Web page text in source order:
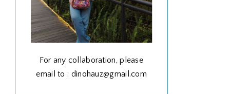
For any collaboration, please
email to : dinohauz@gmail.com